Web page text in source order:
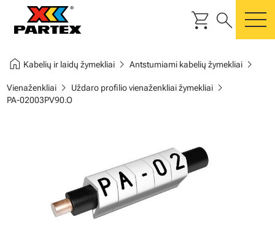
shopping_cart search
home Kabelių ir laidų žymekliaichevron_right Antstumiami kabelių žymekliaichevron_right
Vienaženkliaichevron_right Uždaro profilio vienaženkliai žymekliaichevron_right
PA-02003PV90.O